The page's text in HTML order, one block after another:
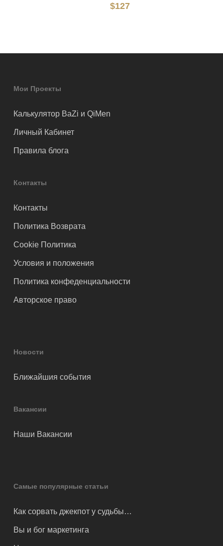
$127
Мои Проекты
Калькулятор BaZi и QiMen
Личный Кабинет
Правила блога
Контакты
Контакты
Политика Возврата
Cookie Политика
Условия и положения
Политика конфеденциальности
Авторское право
Новости
Ближайшия события
Вакансии
Наши Вакансии
Самые популярные статьи
Как сорвать джекпот у судьбы…
Вы и бог маркетинга